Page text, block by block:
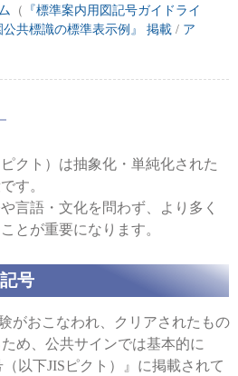
（
『標準案内用図記号ガイドライ
公共標識の標準表示例』 掲載/ ア
クト）は抽象化・単純化された
す。
言語・文化を問わず、より多く
とが重要になります。
号
がおこなわれ、クリアされたもの
め、公共サインでは基本的に
（以下JISピクト）』に掲載されて